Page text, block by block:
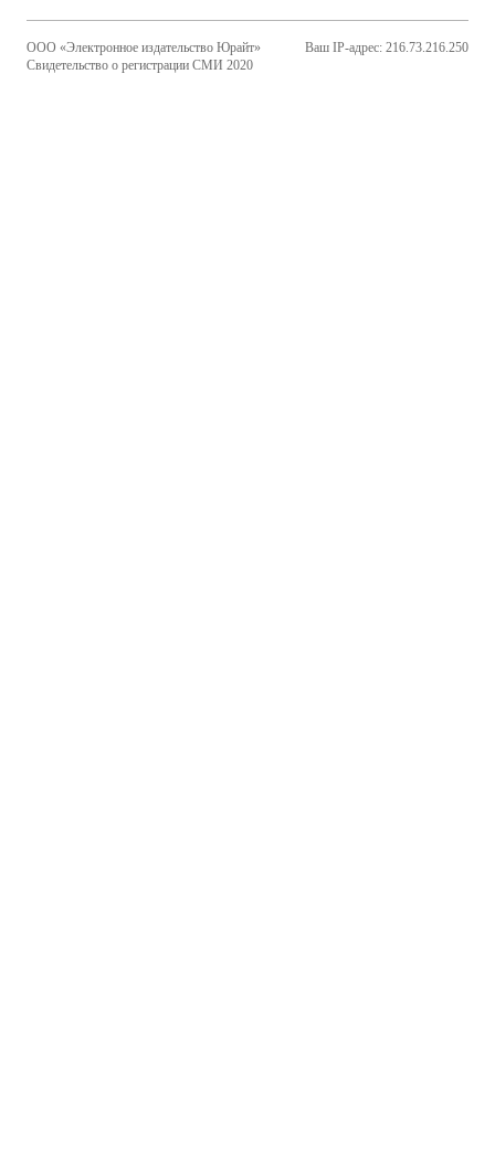
ООО «Электронное издательство Юрайт»
Свидетельство о регистрации СМИ 2020
Ваш IP-адрес: 216.73.216.250